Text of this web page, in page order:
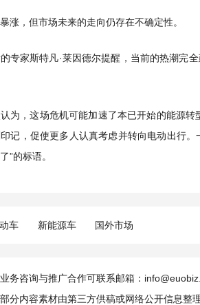
涨，但市场未来的走向仍存在不确定性。
专家斯特凡·莱因德尔提醒，当前的热潮完
为，这场危机可能加速了本已开始的能源
记，促使更多人认真考虑并转向电动出行
”的标语。
车 新能源车 国外市场
务咨询与推广合作可联系邮箱：
分内容素材由第三方供稿或网络公开信息